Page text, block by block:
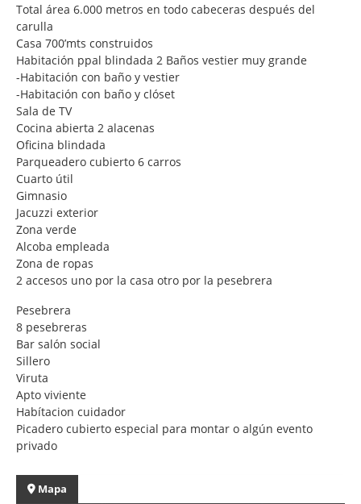
Total área 6.000 metros en todo cabeceras después del
carulla
Casa 700’mts construidos
Habitación ppal blindada 2 Baños vestier muy grande
-Habitación con baño y vestier
-Habitación con baño y clóset
Sala de TV
Cocina abierta 2 alacenas
Oficina blindada
Parqueadero cubierto 6 carros
Cuarto útil
Gimnasio
Jacuzzi exterior
Zona verde
Alcoba empleada
Zona de ropas
2 accesos uno por la casa otro por la pesebrera
Pesebrera
8 pesebreras
Bar salón social
Sillero
Viruta
Apto viviente
Habítacion cuidador
Picadero cubierto especial para montar o algún evento
privado
Mapa